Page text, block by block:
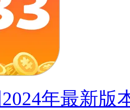
年最新版